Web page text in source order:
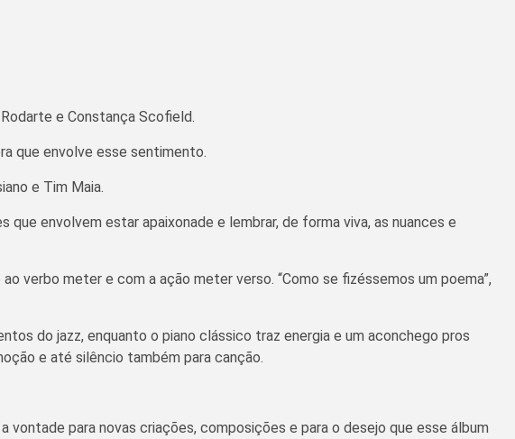
e Constança Scofield.
que envolve esse sentimento.
e Tim Maia.
envolvem estar apaixonade e lembrar, de forma viva, as nuances e
verbo meter e com a ação meter verso. “Como se fizéssemos um poema”,
do jazz, enquanto o piano clássico traz energia e um aconchego pros
e até silêncio também para canção.
para novas criações, composições e para o desejo que esse álbum